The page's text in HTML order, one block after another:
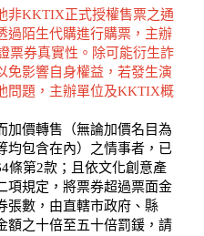
非KKTIX正式授權售票之通
過陌生代購進行購票，主辦
票券真實性。除可能衍生詐
免影響自身權益，若發生演
問題，主辦單位及KKTIX概
加價轉售（無論加價名目為
均包含在內）之情事者，已
條第2款；且依文化創意產
項規定，將票券超過票面金
張數，由直轄市政府、縣
額之十倍至五十倍罰鍰，請